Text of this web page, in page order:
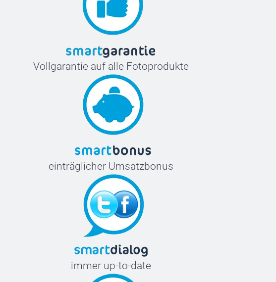
Vollgarantie auf alle Fotoprodukte
einträglicher Umsatzbonus
immer up-to-date